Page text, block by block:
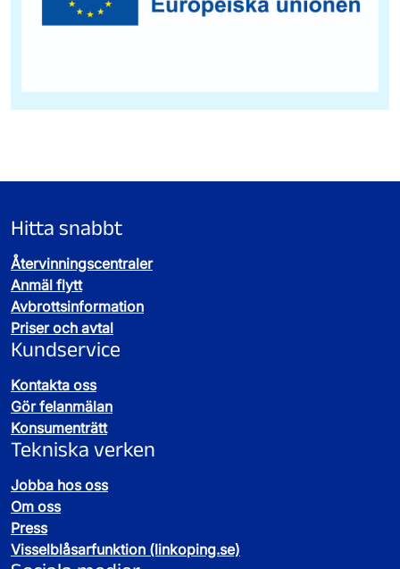
Hitta snabbt
Återvinningscentraler
Anmäl flytt
Avbrottsinformation
Priser och avtal
Kundservice
Kontakta oss
Gör felanmälan
Konsumenträtt
Tekniska verken
Jobba hos oss
Om oss
Press
Visselblåsarfunktion (linkoping.se)